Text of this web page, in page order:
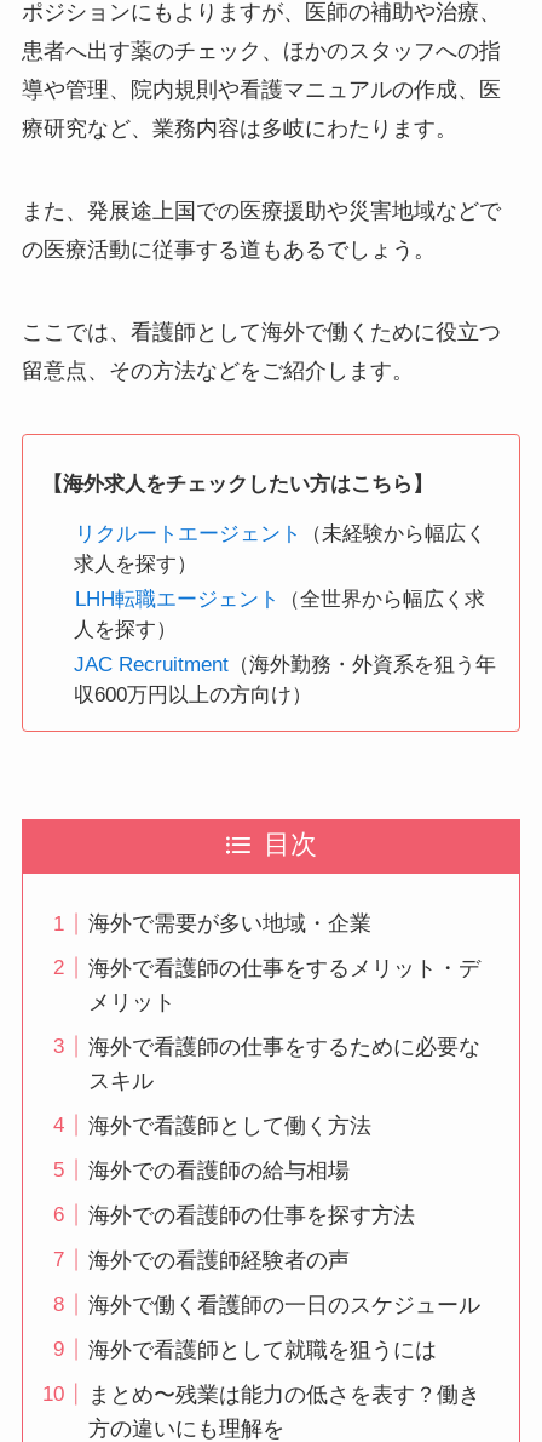
ポジションにもよりますが、医師の補助や治療、
患者へ出す薬のチェック、ほかのスタッフへの指
導や管理、院内規則や看護マニュアルの作成、医
療研究など、業務内容は多岐にわたります。
また、発展途上国での医療援助や災害地域などで
の医療活動に従事する道もあるでしょう。
ここでは、看護師として海外で働くために役立つ
留意点、その方法などをご紹介します。
【海外求人をチェックしたい方はこちら】
リクルートエージェント
（未経験から幅広く
求人を探す）
LHH転職エージェント
（全世界から幅広く求
人を探す）
JAC Recruitment （海外勤務・外資系を狙う年
収600万円以上の方向け）
目次
海外で需要が多い地域・企業
海外で看護師の仕事をするメリット・デ
メリット
海外で看護師の仕事をするために必要な
スキル
海外で看護師として働く方法
海外での看護師の給与相場
海外での看護師の仕事を探す方法
海外での看護師経験者の声
海外で働く看護師の一日のスケジュール
海外で看護師として就職を狙うには
まとめ〜残業は能力の低さを表す？働き
方の違いにも理解を